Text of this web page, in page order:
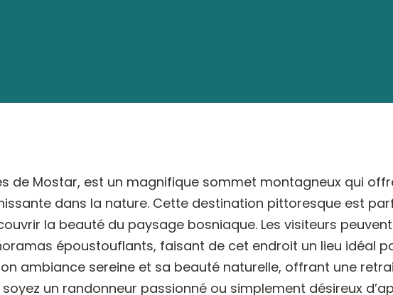
de Mostar, est un magnifique sommet montagneux qui
dans la nature. Cette destination pittoresque est
la beauté du paysage bosniaque. Les visiteurs
époustouflants, faisant de cet endroit un lieu idéal
ambiance sereine et sa beauté naturelle, offrant une
un randonneur passionné ou simplement désireux